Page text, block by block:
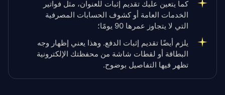
كما يتعين عليك تقديم إثبات للعنوان، مثل فواتير
الخدمات العامة أو كشوف الحسابات المصرفية
التي لا يتجاوز عمرها 90 يومًا؛
يلزم أيضًا تقديم إثبات الدفع. وهذا يعني إظهار وجه
البطاقة أو لقطات شاشة من محفظتك الإلكترونية
تظهر فيها التفاصيل بوضوح.